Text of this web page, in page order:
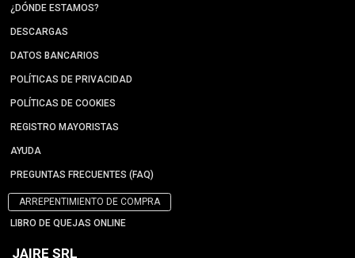
¿DÓNDE ESTAMOS?
DESCARGAS
DATOS BANCARIOS
POLÍTICAS DE PRIVACIDAD
POLÍTICAS DE COOKIES
REGISTRO MAYORISTAS
AYUDA
PREGUNTAS FRECUENTES (FAQ)
ARREPENTIMIENTO DE COMPRA
LIBRO DE QUEJAS ONLINE
JAIRE SRL